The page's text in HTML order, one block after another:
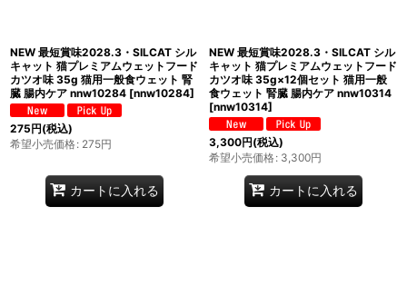
NEW 最短賞味2028.3・SILCAT シル
キャット 猫プレミアムウェットフード
カツオ味 35g 猫用一般食ウェット 腎
臓 腸内ケア nnw10284 [nnw10284]
275円(税込)
希望小売価格: 275円
カートに入れる
NEW 最短賞味2028.3・SILCAT シル
キャット 猫プレミアムウェットフード
カツオ味 35g×12個セット 猫用一般
食ウェット 腎臓 腸内ケア nnw10314
[nnw10314]
3,300円(税込)
希望小売価格: 3,300円
カートに入れる